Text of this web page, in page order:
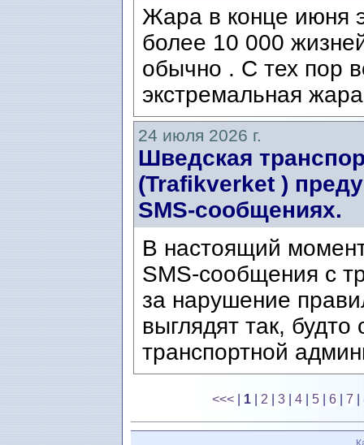
Жара в конце июня
более 10 000
обычно . С тех пор
экстремальная
24 июля 2026 г.
Шведская
(Trafikverket )
SMS-сообщениях.
В настоящий
SMS-сообщения с
за нарушение
выглядят так,
транспортной
<<< 1 2 |3 |4 5 |6 |7 |